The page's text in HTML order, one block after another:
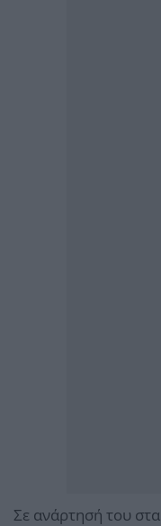
Σε ανάρτησή του